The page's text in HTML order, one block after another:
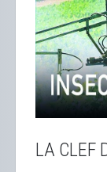
LA CLEF